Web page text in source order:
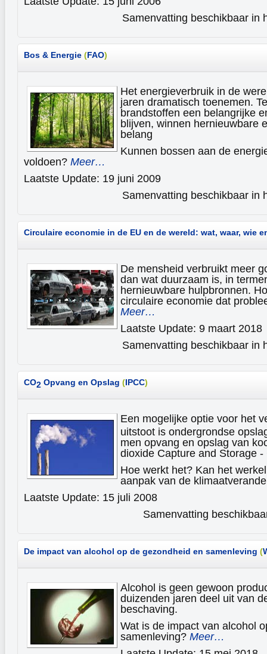
Samenvatting beschikbaar in
Bos & Energie (FAO)
Het energieverbruik in de
jaren dramatisch toenemen.
brandstoffen een belangrijke
blijven, winnen hernieuwbare
belang
Kunnen bossen aan de
voldoen? Meer…
Laatste Update: 19 juni 2009
Samenvatting beschikbaar in
Circulaire economie in de EU en de wereld: wat, waar, wie
De mensheid verbruikt meer
dan wat duurzaam is, in
hernieuwbare hulpbronnen.
circulaire economie dat
Meer…
Laatste Update: 9 maart 2018
Samenvatting beschikbaar in
CO2 Opvang en Opslag (IPCC)
Een mogelijke optie voor het
uitstoot is ondergrondse
men opvang en opslag van
dioxide Capture and Storage -
Hoe werkt het? Kan het
aanpak van de
Laatste Update: 15 juli 2008
Samenvatting
De impact van alcohol op de gezondheid en samenleving (
Alcohol is geen gewoon
duizenden jaren deel uit van
beschaving.
Wat is de impact van alcohol
samenleving? Meer…